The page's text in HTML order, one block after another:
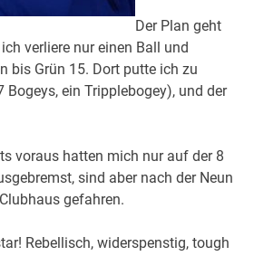
Der Plan geht
verliere nur einen Ball und
bis Grün 15. Dort putte ich zu
Bogeys, ein Tripplebogey), und der
voraus hatten mich nur auf der 8
sind aber nach der Neun
gefahren.
Rebellisch, widerspenstig, tough